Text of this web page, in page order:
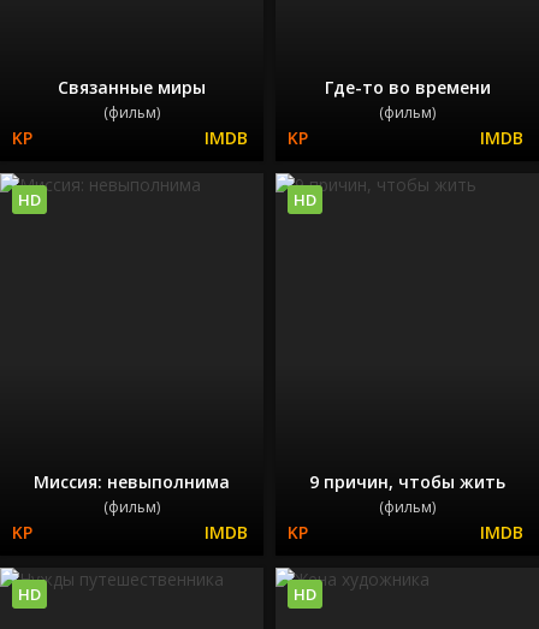
Связанные миры
(фильм)
Где-то во времени
(фильм)
Миссия: невыполнима
(фильм)
HD
9 причин, чтобы жить
(фильм)
HD
HD HD